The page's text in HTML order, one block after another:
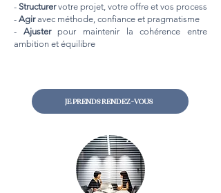
- Structurervotre projet, votre offre et vos process
- Agiravec méthode, confiance et pragmatisme
- Ajusterpour maintenir la cohérence entre
ambition et équilibre
Je prends rendez-vous